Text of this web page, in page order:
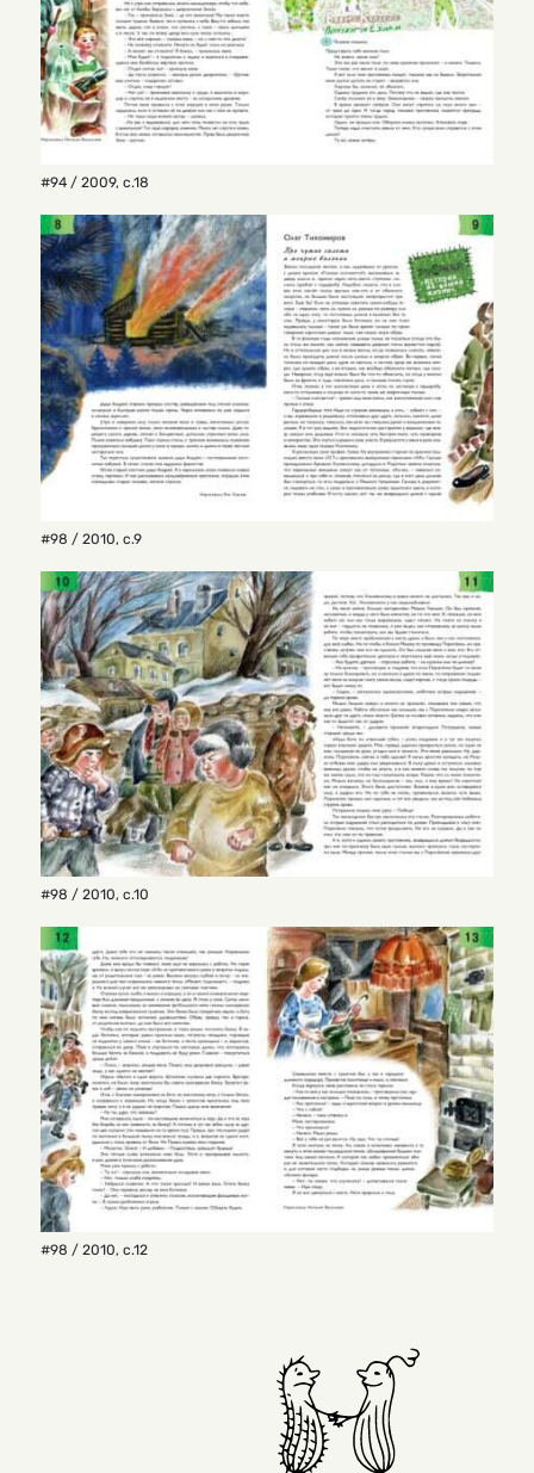
#94 / 2009, с.18
#98 / 2010, с.9
#98 / 2010, с.10
#98 / 2010, с.12